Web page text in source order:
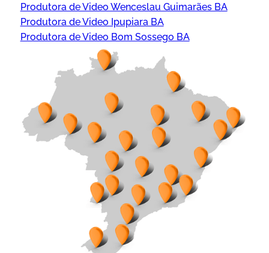
Produtora de Video Wenceslau Guimarães BA
Produtora de Video Ipupiara BA
Produtora de Video Bom Sossego BA